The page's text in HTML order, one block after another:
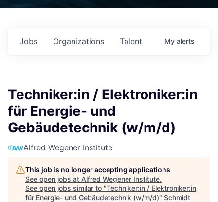
Jobs Organizations Talent My alerts
Techniker:in / Elektroniker:in
für Energie- und
Gebäudetechnik (w/m/d)
Alfred Wegener Institute
This job is no longer accepting applications
See open jobs at Alfred Wegener Institute.
See open jobs similar to "Techniker:in / Elektroniker:in
für Energie- und Gebäudetechnik (w/m/d)" Schmidt